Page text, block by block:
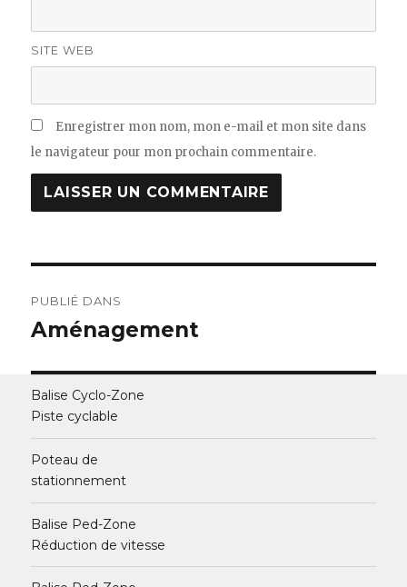
SITE WEB
Enregistrer mon nom, mon e-mail et mon site dans
le navigateur pour mon prochain commentaire.
de
PUBLIÉ DANS
Aménagement
Balise Cyclo-Zone
Piste cyclable
Poteau de
stationnement
Balise Ped-Zone
Réduction de vitesse